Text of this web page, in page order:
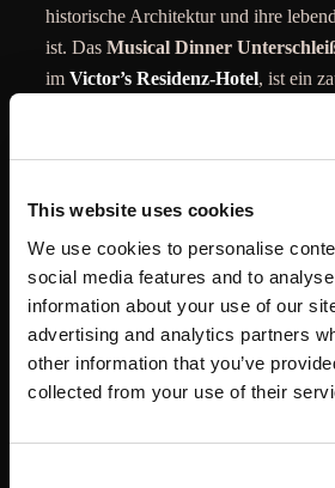
This website uses cookies
We use cookies to personalise
social media features and to
information about your use of our
advertising and analytics partners
other information that you’ve
collected from your use of their
historische Architektur und ihre
ist. Das Musical Dinner
im Victor’s Residenz-Hotel, ist ein
erleben die Besucher ein exquisites
Melodien aus verschiedenen Musicals
besondere Event schafft eine
kulinarischem Genuss und
einen unvergesslichen Abend voller
bieten, der den Charakter des Victor’s